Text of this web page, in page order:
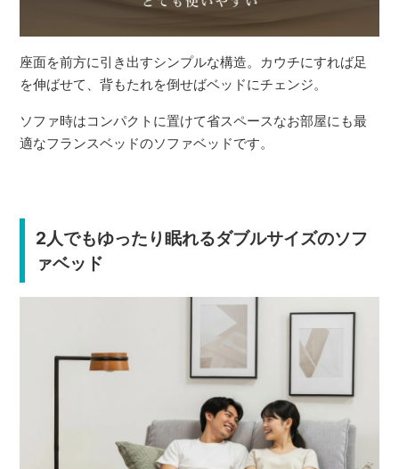
座面を前方に引き出すシンプルな構造。カウチにすれば足
を伸ばせて、背もたれを倒せばベッドにチェンジ。
ソファ時はコンパクトに置けて省スペースなお部屋にも最
適なフランスベッドのソファベッドです。
2人でもゆったり眠れるダブルサイズのソフ
ァベッド